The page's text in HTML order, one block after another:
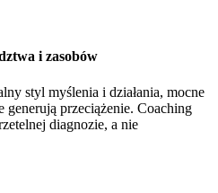
i zasobów
styl myślenia i działania, mocne
generują przeciążenie. Coaching
diagnozie, a nie